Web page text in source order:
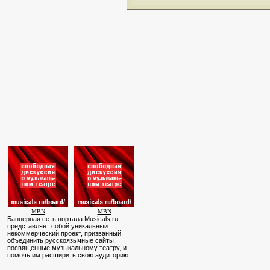
MBN MBN
Баннерная сеть портала Musicals.ru
представляет собой уникальный
некоммерческий проект, призванный
объединить русскоязычные сайты,
посвященные музыкальному театру, и
помочь им расширить свою аудиторию.